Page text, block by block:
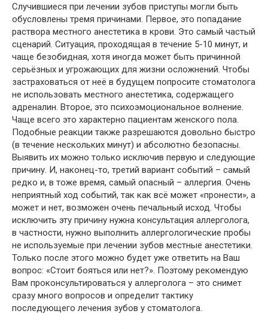
Случившиеся при лечении зубов приступы могли быть
обусловлены тремя причинами. Первое, это попадание
раствора местного анестетика в крови. Это самый частый
сценарий. Ситуация, проходящая в течение 5-10 минут, и
чаще безобидная, хотя иногда может быть причинной
серьёзных и угрожающих для жизни осложнений. Чтобы
застраховаться от неё в будущем попросите стоматолога
не использовать местного анестетика, содержащего
адреналин. Второе, это психоэмоциональное волнение.
Чаще всего это характерно пациентам женского пола.
Подобные реакции также разрешаются довольно быстро
(в течение нескольких минут) и абсолютно безопасны.
Выявить их можно только исключив первую и следующие
причину. И, наконец-то, третий вариант событий – самый
редко и, в тоже время, самый опасный – аллергия. Очень
неприятный ход событий, так как всё может «пронести», а
может и нет, возможен очень печальный исход. Чтобы
исключить эту причину нужна консультация аллерголога,
в частности, нужно выполнить аллергологические пробы
не используемые при лечении зубов местные анестетики.
Только после этого можно будет уже ответить на Ваш
вопрос: «Стоит бояться или нет?». Поэтому рекомендую
Вам проконсультироваться у аллерголога – это снимет
сразу много вопросов и определит тактику
последующего лечения зубов у стоматолога.